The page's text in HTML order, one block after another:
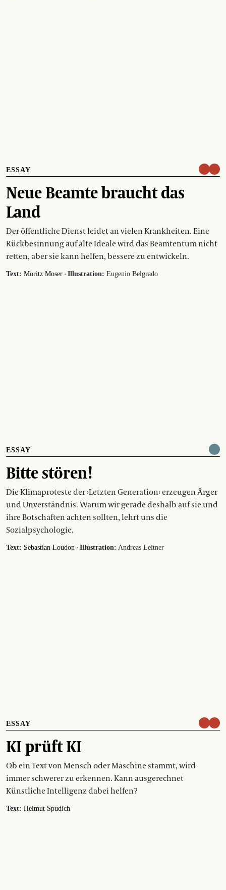
ESSAY
Neue Beamte braucht das
Land
Der öffentliche Dienst leidet an vielen Krankheiten. Eine
Rückbesinnung auf alte Ideale wird das Beamtentum nicht
retten, aber sie kann helfen, bessere zu entwickeln.
Text: Moritz Moser · Illustration: Eugenio Belgrado
ESSAY
Bitte stören!
Die Klimaproteste der ›Letzten Generation‹ erzeugen Ärger
und Unverständnis. Warum wir gerade deshalb auf sie und
ihre Botschaften achten sollten, lehrt uns die
Sozialpsychologie.
Text: Sebastian Loudon · Illustration: Andreas Leitner
ESSAY
KI prüft KI
Ob ein Text von Mensch oder Maschine stammt, wird
immer schwerer zu erkennen. Kann ausgerechnet
Künstliche Intelligenz dabei helfen?
Text: Helmut Spudich